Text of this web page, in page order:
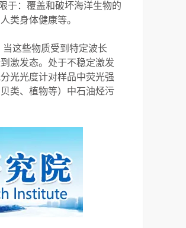
于：覆盖和破坏海洋生物的
类身体健康等。
这些物质受到特定波长
激发态。处于不稳定激发
光光度计对样品中荧光强
类、植物等）中石油烃污